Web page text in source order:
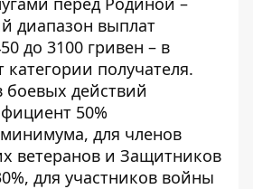
диапазон выплат
до 3100 гривен – в
категории получателя.
боевых действий
50%
для членов
ветеранов и Защитников
для участников войны